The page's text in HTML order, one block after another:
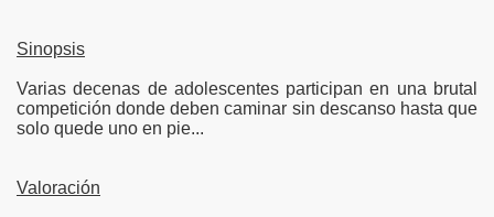
Sinopsis
Varias decenas de adolescentes participan en una brutal
competición donde deben caminar sin descanso hasta que
solo quede uno en pie...
Valoración